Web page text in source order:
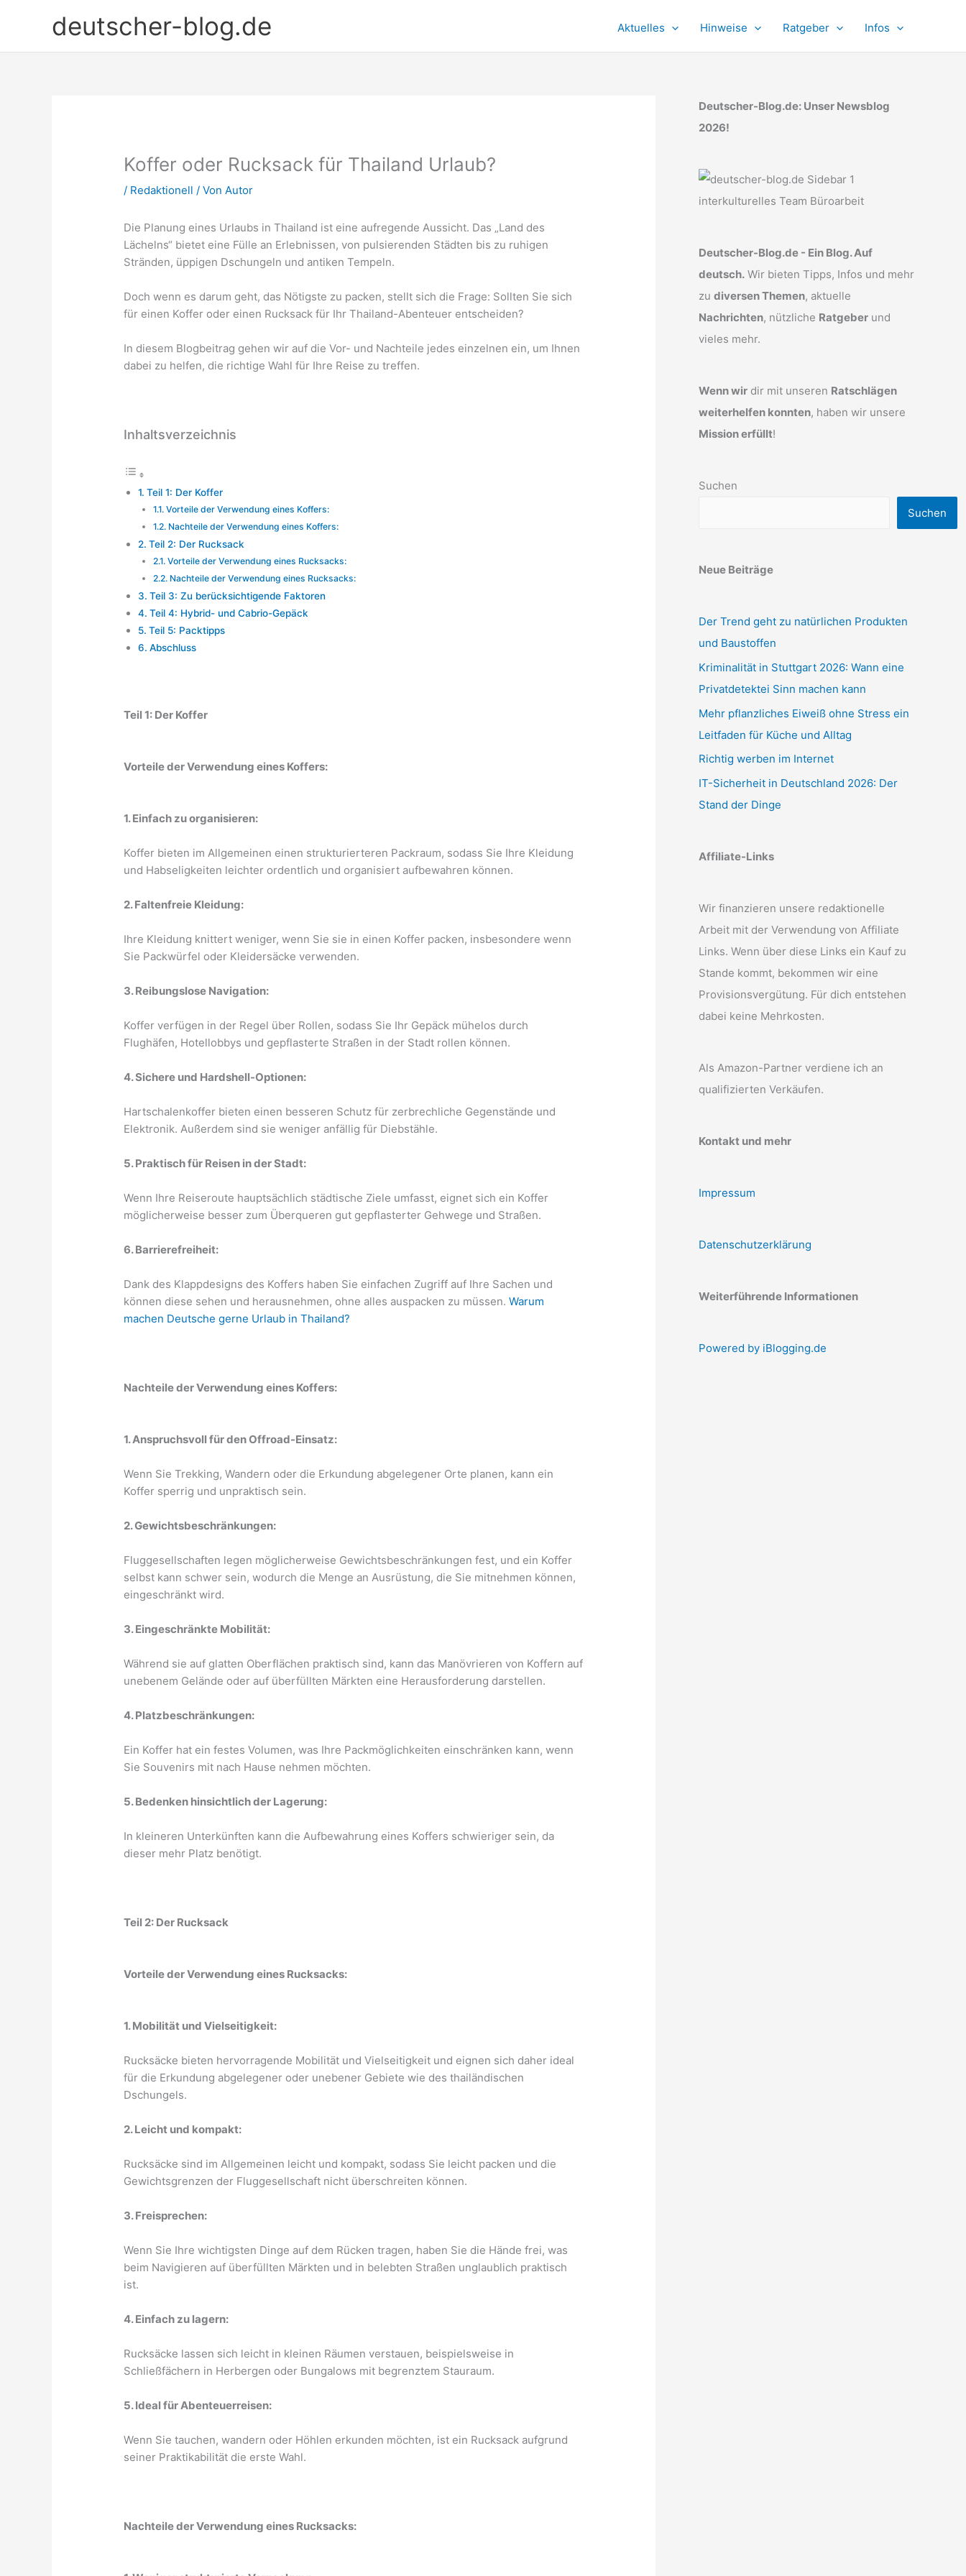
deutscher-blog.de Aktuelles Hinweise Ratgeber Infos
Koffer oder Rucksack für Thailand Urlaub?
/ Redaktionell / VonAutor
Die Planung eines Urlaubs in Thailand ist eine aufregende Aussicht. Das „Land des
Lächelns“ bietet eine Fülle an Erlebnissen, von pulsierenden Städten bis zu ruhigen
Stränden, üppigen Dschungeln und antiken Tempeln.
Doch wenn es darum geht, das Nötigste zu packen, stellt sich die Frage: Sollten Sie sich
für einen Koffer oder einen Rucksack für Ihr Thailand-Abenteuer entscheiden?
In diesem Blogbeitrag gehen wir auf die Vor- und Nachteile jedes einzelnen ein, um Ihnen
dabei zu helfen, die richtige Wahl für Ihre Reise zu treffen.
Inhaltsverzeichnis
Teil 1: Der Koffer
Vorteile der Verwendung eines Koffers:
Nachteile der Verwendung eines Koffers:
Teil 2: Der Rucksack
Vorteile der Verwendung eines Rucksacks:
Nachteile der Verwendung eines Rucksacks:
Teil 3: Zu berücksichtigende Faktoren
Teil 4: Hybrid- und Cabrio-Gepäck
Teil 5: Packtipps
Abschluss
Teil 1: Der Koffer
Vorteile der Verwendung eines Koffers:
1. Einfach zu organisieren:
Koffer bieten im Allgemeinen einen strukturierteren Packraum, sodass Sie Ihre Kleidung
und Habseligkeiten leichter ordentlich und organisiert aufbewahren können.
2. Faltenfreie Kleidung:
Ihre Kleidung knittert weniger, wenn Sie sie in einen Koffer packen, insbesondere wenn
Sie Packwürfel oder Kleidersäcke verwenden.
3. Reibungslose Navigation:
Koffer verfügen in der Regel über Rollen, sodass Sie Ihr Gepäck mühelos durch
Flughäfen, Hotellobbys und gepflasterte Straßen in der Stadt rollen können.
4. Sichere und Hardshell-Optionen:
Hartschalenkoffer bieten einen besseren Schutz für zerbrechliche Gegenstände und
Elektronik. Außerdem sind sie weniger anfällig für Diebstähle.
5. Praktisch für Reisen in der Stadt:
Wenn Ihre Reiseroute hauptsächlich städtische Ziele umfasst, eignet sich ein Koffer
möglicherweise besser zum Überqueren gut gepflasterter Gehwege und Straßen.
6. Barrierefreiheit:
Dank des Klappdesigns des Koffers haben Sie einfachen Zugriff auf Ihre Sachen und
können diese sehen und herausnehmen, ohne alles auspacken zu müssen.Warum
machen Deutsche gerne Urlaub in Thailand?
Nachteile der Verwendung eines Koffers:
1. Anspruchsvoll für den Offroad-Einsatz:
Wenn Sie Trekking, Wandern oder die Erkundung abgelegener Orte planen, kann ein
Koffer sperrig und unpraktisch sein.
2. Gewichtsbeschränkungen:
Fluggesellschaften legen möglicherweise Gewichtsbeschränkungen fest, und ein Koffer
selbst kann schwer sein, wodurch die Menge an Ausrüstung, die Sie mitnehmen können,
eingeschränkt wird.
3. Eingeschränkte Mobilität:
Während sie auf glatten Oberflächen praktisch sind, kann das Manövrieren von Koffern auf
unebenem Gelände oder auf überfüllten Märkten eine Herausforderung darstellen.
4. Platzbeschränkungen:
Ein Koffer hat ein festes Volumen, was Ihre Packmöglichkeiten einschränken kann, wenn
Sie Souvenirs mit nach Hause nehmen möchten.
5. Bedenken hinsichtlich der Lagerung:
In kleineren Unterkünften kann die Aufbewahrung eines Koffers schwieriger sein, da
dieser mehr Platz benötigt.
Teil 2: Der Rucksack
Vorteile der Verwendung eines Rucksacks:
1. Mobilität und Vielseitigkeit:
Rucksäcke bieten hervorragende Mobilität und Vielseitigkeit und eignen sich daher ideal
für die Erkundung abgelegener oder unebener Gebiete wie des thailändischen
Dschungels.
2. Leicht und kompakt:
Rucksäcke sind im Allgemeinen leicht und kompakt, sodass Sie leicht packen und die
Gewichtsgrenzen der Fluggesellschaft nicht überschreiten können.
3. Freisprechen:
Wenn Sie Ihre wichtigsten Dinge auf dem Rücken tragen, haben Sie die Hände frei, was
beim Navigieren auf überfüllten Märkten und in belebten Straßen unglaublich praktisch
ist.
4. Einfach zu lagern:
Rucksäcke lassen sich leicht in kleinen Räumen verstauen, beispielsweise in
Schließfächern in Herbergen oder Bungalows mit begrenztem Stauraum.
5. Ideal für Abenteuerreisen:
Wenn Sie tauchen, wandern oder Höhlen erkunden möchten, ist ein Rucksack aufgrund
seiner Praktikabilität die erste Wahl.
Nachteile der Verwendung eines Rucksacks:
Deutscher-Blog.de: Unser Newsblog
2026!
Deutscher-Blog.de - Ein Blog. Auf
deutsch. Wir bieten Tipps, Infos und mehr
zu diversen Themen, aktuelle
Nachrichten, nützliche Ratgeber und
vieles mehr.
Wenn wir dir mit unseren Ratschlägen
weiterhelfen konnten, haben wir unsere
Mission erfüllt!
Suchen
Suchen
Neue Beiträge
Der Trend geht zu natürlichen Produkten
und Baustoffen
Kriminalität in Stuttgart 2026: Wann eine
Privatdetektei Sinn machen kann
Mehr pflanzliches Eiweiß ohne Stress ein
Leitfaden für Küche und Alltag
Richtig werben im Internet
IT-Sicherheit in Deutschland 2026: Der
Stand der Dinge
Affiliate-Links
Wir finanzieren unsere redaktionelle
Arbeit mit der Verwendung von Affiliate
Links. Wenn über diese Links ein Kauf zu
Stande kommt, bekommen wir eine
Provisionsvergütung. Für dich entstehen
dabei keine Mehrkosten.
Als Amazon-Partner verdiene ich an
qualifizierten Verkäufen.
Kontakt und mehr
Impressum
Datenschutzerklärung
Weiterführende Informationen
Powered by iBlogging.de